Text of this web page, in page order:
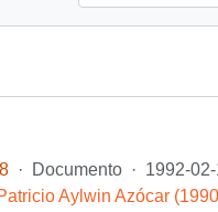
· Documento · 1992-
Aylwin Azócar